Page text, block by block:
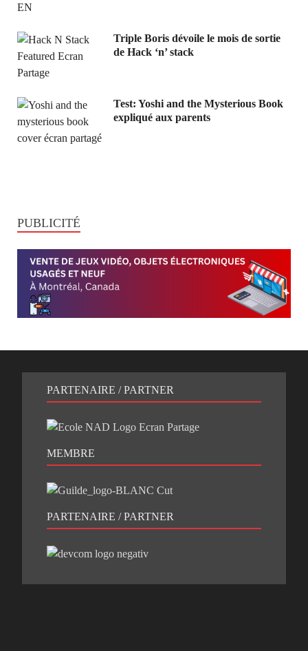
Triple Boris dévoile le mois de sortie
de Hack ‘n’ stack
Test: Yoshi and the Mysterious Book
expliqué aux parents
PUBLICITÉ
PARTENAIRE / PARTNER
MEMBRE
PARTENAIRE / PARTNER